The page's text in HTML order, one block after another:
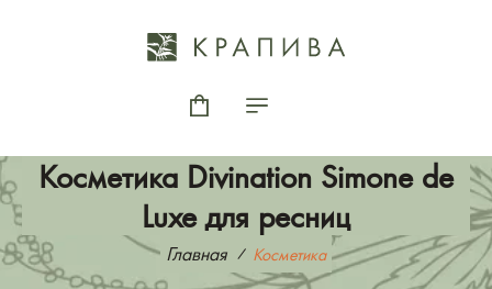
Косметика Divination Simone de
Luxe для ресниц
Главная Косметика